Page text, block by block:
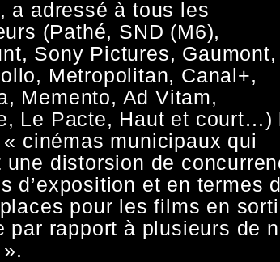
a adressé à tous les
(Pathé, SND (M6),
Sony Pictures, Gaumont,
Metropolitan, Canal+,
Memento, Ad Vitam,
Le Pacte, Haut et court…)
cinémas municipaux qui
une distorsion de
d’exposition et en termes
pour les films en
par rapport à plusieurs de